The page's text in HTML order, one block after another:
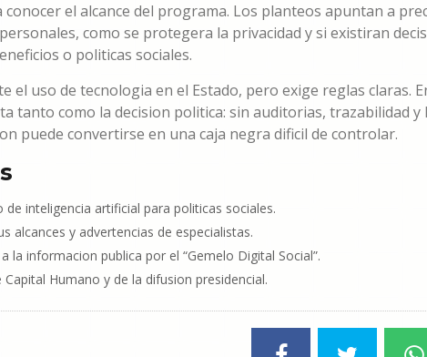
el alcance del programa. Los planteos apuntan a
como se protegera la privacidad y si existiran
o politicas sociales.
el uso de tecnologia en el Estado, pero exige reglas claras.
tanto como la decision politica: sin auditorias, trazabilidad y
puede convertirse en una caja negra dificil de controlar.
de inteligencia artificial para politicas sociales.
alcances y advertencias de especialistas.
la informacion publica por el “Gemelo Digital Social”.
Humano y de la difusion presidencial.